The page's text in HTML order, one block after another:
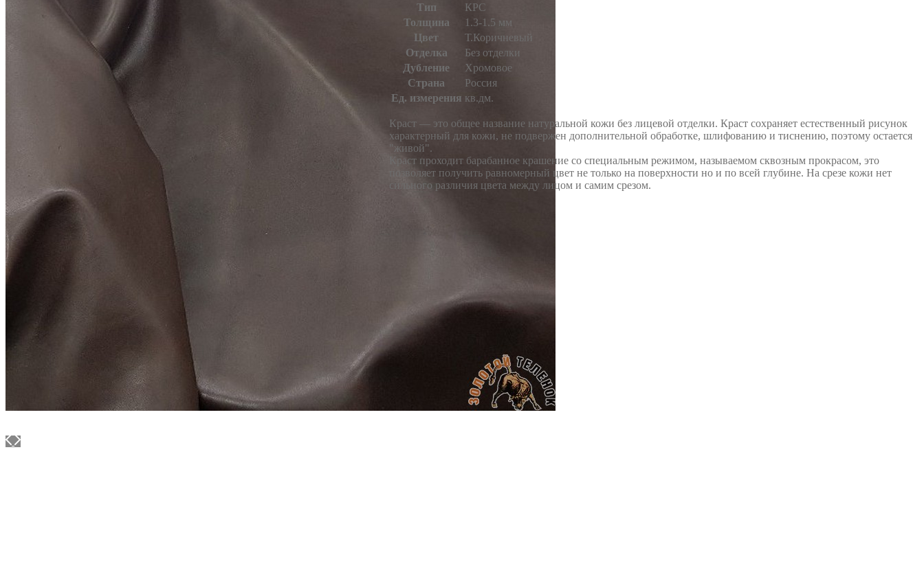
Тип
КРС
Толщина
1.3-1.5 мм
Цвет
Т.Коричневый
Отделка
Без отделки
Дубление
Хромовое
Страна
Россия
Ед. измерения кв.дм.
Краст — это общее название натуральной кожи без лицевой отделки. Краст сохраняет естественный рисунок
характерный для кожи, не подвержен дополнительной обработке, шлифованию и тиснению, поэтому остается
"живой".
Краст проходит барабанное крашение со специальным режимом, называемом сквозным прокрасом, это
позволяет получить равномерный цвет не только на поверхности но и по всей глубине. На срезе кожи нет
сильного различия цвета между лицом и самим срезом.